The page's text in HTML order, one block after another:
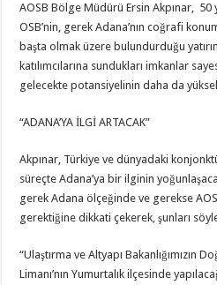
AOSB Bölge Müdürü Ersin Akpınar, 50
OSB’nin, gerek Adana’nın coğrafi
başta olmak üzere bulundurduğu
katılımcılarına sundukları imkanlar
gelecekte potansiyelinin daha da
“ADANA’YA İLGİ ARTACAK”
Akpınar, Türkiye ve dünyadaki
süreçte Adana’ya bir ilginin
gerek Adana ölçeğinde ve gerekse
gerektiğine dikkati çekerek, şunları
“Ulaştırma ve Altyapı Bakanlığımızın
Limanı’nın Yumurtalık ilçesinde